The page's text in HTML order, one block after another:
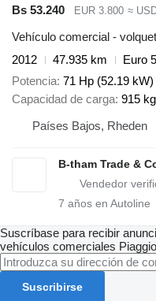
Bs 53.240
EUR 3.800 ≈
Vehículo comercial -
2012
47.935 km
Euro 5
Potencia 71 Hp (52.19 kW)
Capacidad de carga 915 kg
Países Bajos, Rheden
B-tham Trade &
7 años en Autoline
Suscríbase para recibir
vehículos comerciales Piaggio
Suscribirse